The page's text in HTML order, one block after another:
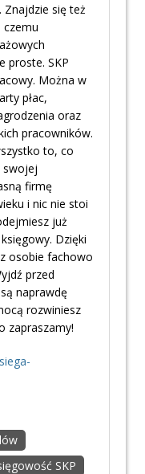
się też
proste. SKP
Można w
płac,
oraz
pracowników.
to, co
swojej
firmę
i nic nie stoi
już
Dzięki
osobie fachowo
przed
naprawdę
rozwiniesz
zapraszamy!
SKP